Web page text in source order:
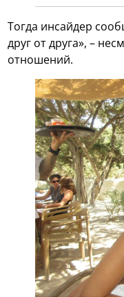
Тогда инсайдер
друг от друга», –
отношений.